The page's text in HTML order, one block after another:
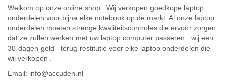
Welkom op onze online shop . Wij verkopen goedkope laptop
onderdelen voor bijna elke notebook op de markt. Al onze laptop
onderdelen moeten strenge kwaliteitscontroles die ervoor zorgen
dat ze zullen werken met uw laptop computer passeren . wij een
30-dagen geld - terug restitutie voor elke laptop onderdelen die
wij verkopen .
Email: info@accuden.nl